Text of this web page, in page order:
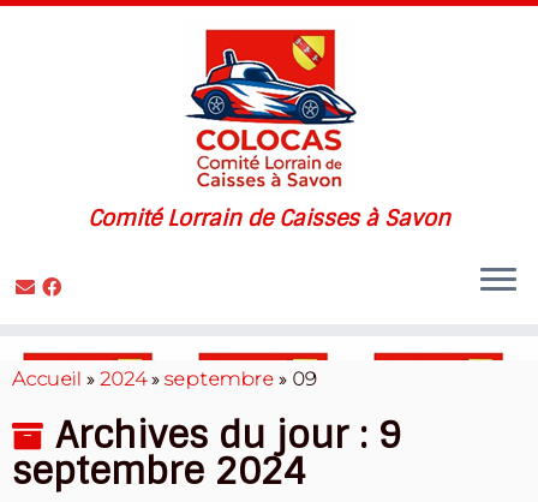
Skip
to
Comité Lorrain de Caisses à Savon
Accueil » 2024 » septembre » 09
Archives du jour : 9
septembre 2024